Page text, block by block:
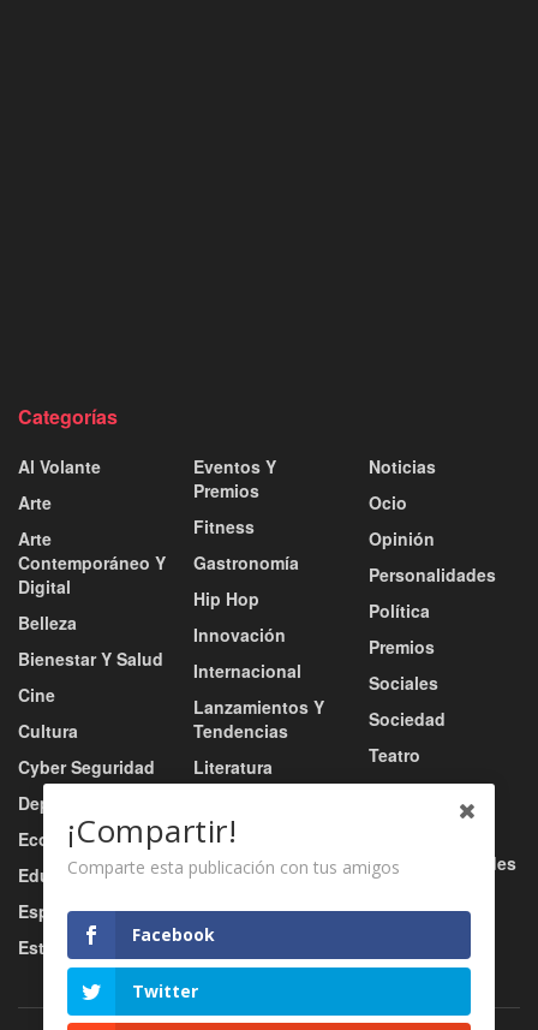
Categorías
Al Volante
Arte
Arte
Contemporáneo Y
Digital
Belleza
Bienestar Y Salud
Cine
Cultura
Cyber Seguridad
Deportes
Economía
Educación
Esports
Estilo De Vida
Eventos Y
Premios
Fitness
Gastronomía
Hip Hop
Innovación
Internacional
Lanzamientos Y
Tendencias
Literatura
Música
Música Urbana
Nacional
Negocio
Noticias
Ocio
Opinión
Personalidades
Política
Premios
Sociales
Sociedad
Teatro
Tecnología
Tv / Radio / Redes
¡Compartir!
Comparte esta publicación con tus amigos
Facebook
Twitter